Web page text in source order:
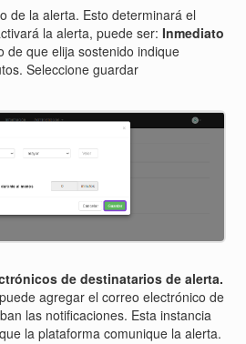
de la alerta. Esto determinará el
la alerta, puede ser:Inmediato
de que elija sostenido indique
Seleccione guardar
de destinatarios de alerta.
agregar el correo electrónico de
las notificaciones. Esta instancia
la plataforma comunique la alerta.